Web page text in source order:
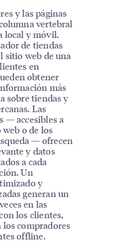
y las páginas
vertebral
local y móvil.
de tiendas
sitio web de una
en
obtener
más
sobre tiendas y
Las
— accesibles a
o de los
— ofrecen
y datos
a cada
Un
y
generan un
en las
los clientes,
compradores
offline.